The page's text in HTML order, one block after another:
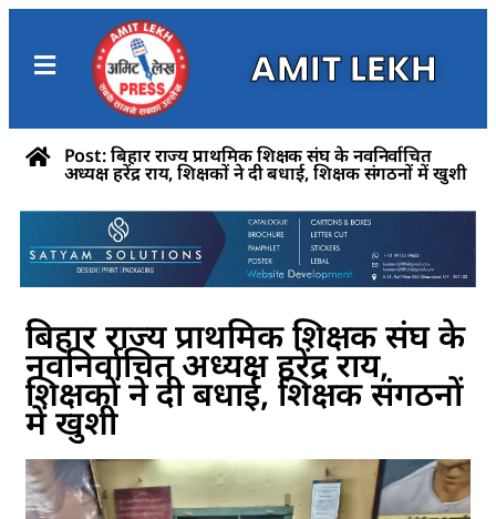
AMIT LEKH
Post: बिहार राज्य प्राथमिक शिक्षक संघ के नवनिर्वाचित
अध्यक्ष हरेंद्र राय, शिक्षकों ने दी बधाई, शिक्षक संगठनों में खुशी
बिहार राज्य प्राथमिक शिक्षक संघ के
नवनिर्वाचित अध्यक्ष हरेंद्र राय,
शिक्षकों ने दी बधाई, शिक्षक संगठनों
में खुशी